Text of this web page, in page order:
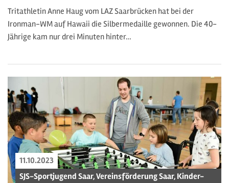
Tritathletin Anne Haug vom LAZ Saarbrücken hat bei der
Ironman-WM auf Hawaii die Silbermedaille gewonnen. Die 40-
Jährige kam nur drei Minuten hinter…
11.10.2023
SJS-Sportjugend Saar, Vereinsförderung Saar, Kinder-